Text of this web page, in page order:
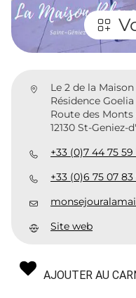
Le 2 de la
Résidence Goelia
Route des Monts
12130 St-
+33 (0)7 44 75 59
+33 (0)6 75 07 83
Site web
AJOUTER AU